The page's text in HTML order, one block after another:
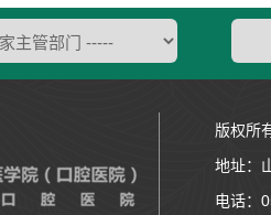
版权所
地址：
电话：